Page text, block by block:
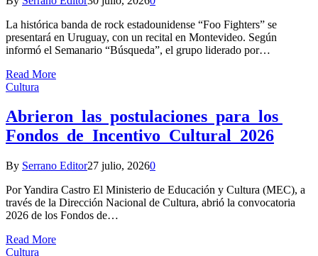
La histórica banda de rock estadounidense “Foo Fighters” se
presentará en Uruguay, con un recital en Montevideo. Según
informó el Semanario “Búsqueda”, el grupo liderado por…
Read More
Cultura
Abrieron las postulaciones para los
Fondos de Incentivo Cultural 2026
By Serrano Editor27 julio, 20260
Por Yandira Castro El Ministerio de Educación y Cultura (MEC), a
través de la Dirección Nacional de Cultura, abrió la convocatoria
2026 de los Fondos de…
Read More
Cultura